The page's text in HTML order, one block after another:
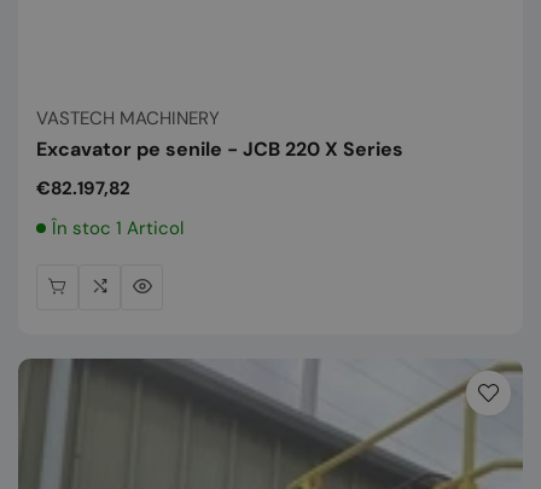
VASTECH MACHINERY
Excavator pe senile - JCB 220 X Series
Preț
normal
€82.197,82
În stoc 1 Articol